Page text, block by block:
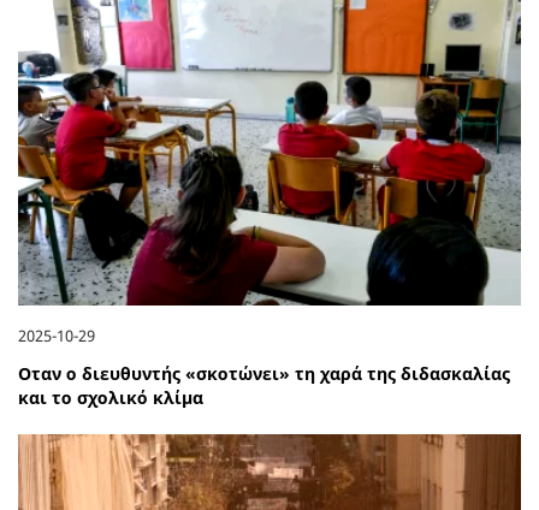
2025-10-29
Οταν ο διευθυντής «σκοτώνει» τη χαρά της διδασκαλίας
και το σχολικό κλίμα